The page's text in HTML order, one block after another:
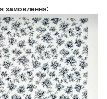
замовлення: